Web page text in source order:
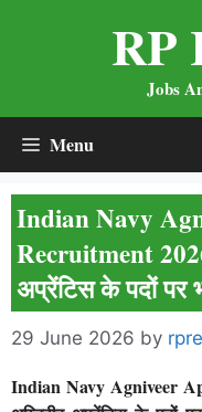
RP
Jobs
Menu
Indian Navy
Recruitment
अप्रेंटिस के पदों पर
29 June 2026 by
Indian Navy Agniveer